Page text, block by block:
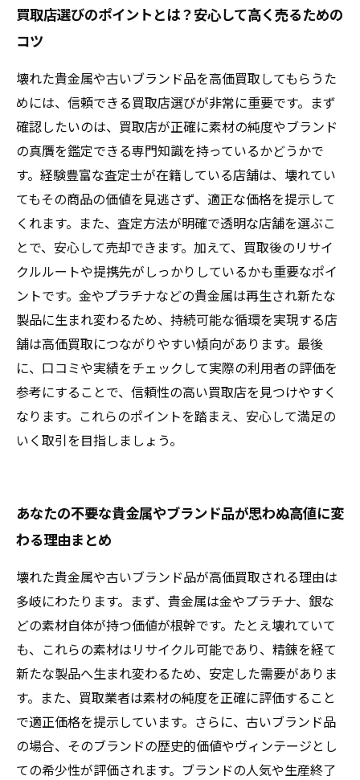
買取店選びのポイントとは？安心して高く売るための
コツ
壊れた貴金属や古いブランド品を高価買取してもらうた
めには、信頼できる買取店選びが非常に重要です。まず
確認したいのは、買取店が正確に素材の純度やブランド
の真贋を鑑定できる専門知識を持っているかどうかで
す。経験豊富な査定士が在籍している店舗は、壊れてい
てもその商品の価値を見逃さず、適正な価格を提示して
くれます。また、査定方法が明確で透明な店舗を選ぶこ
とで、安心して売却できます。加えて、買取後のリサイ
クルルートや提携先がしっかりしているかも重要なポイ
ントです。金やプラチナなどの貴金属は再生され新たな
製品に生まれ変わるため、持続可能な循環を実現する店
舗は高価買取につながりやすい傾向があります。最後
に、口コミや実績をチェックして実際の利用者の評価を
参考にすることで、信頼性の高い買取店を見つけやすく
なります。これらのポイントを踏まえ、安心して満足の
いく取引を目指しましょう。
あなたの不要な貴金属やブランド品が思わぬ高値に変
わる理由まとめ
壊れた貴金属や古いブランド品が高価買取される理由は
多岐にわたります。まず、貴金属は金やプラチナ、銀な
どの素材自体が持つ価値が根幹です。たとえ壊れていて
も、これらの素材はリサイクル可能であり、精錬を経て
新たな製品へ生まれ変わるため、安定した需要がありま
す。また、買取業者は素材の純度を正確に評価すること
で適正価格を提示しています。さらに、古いブランド品
の場合、そのブランドの歴史的価値やヴィンテージとし
ての希少性が評価されます。ブランドの人気や生産終了